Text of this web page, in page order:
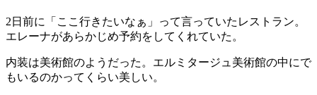
2日前に「ここ行きたいなぁ」って言っていたレストラン。
エレーナがあらかじめ予約をしてくれていた。
内装は美術館のようだった。エルミタージュ美術館の中にで
もいるのかってくらい美しい。